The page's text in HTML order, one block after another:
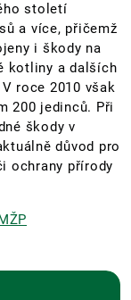
století
a více, přičemž
i škody na
kotliny a dalších
roce 2010 však
200 jedinců. Při
škody v
důvod pro
ochrany přírody